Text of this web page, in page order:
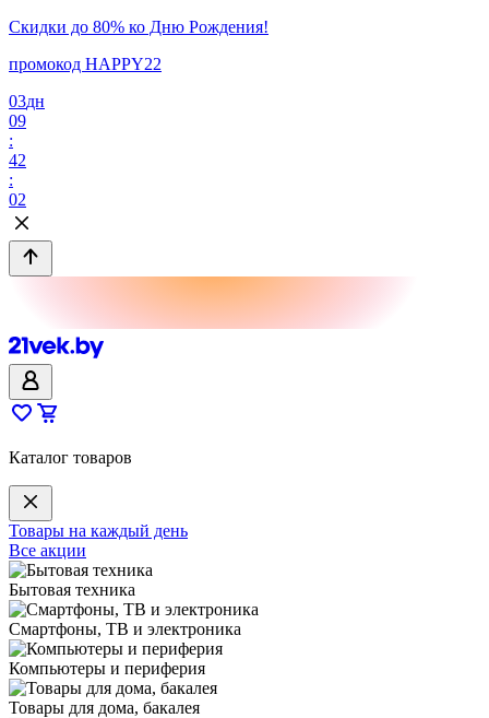
Скидки до 80% ко Дню Рождения!
промокод HAPPY22
03дн
09
:
42
:
02
Каталог товаров
Товары на каждый день
Все акции
Бытовая техника
Смартфоны, ТВ и электроника
Компьютеры и периферия
Товары для дома, бакалея